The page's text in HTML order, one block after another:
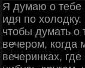
Я думаю о тебе
идя по
чтобы думать
вечером, когда
вечеринках,